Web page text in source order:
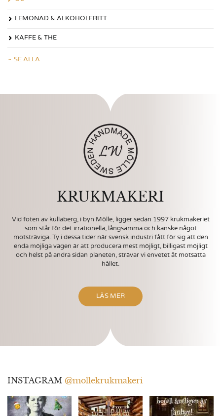
LEMONAD & ALKOHOLFRITT
KAFFE & THE
SE ALLA
KRUKMAKERI
Vid foten av kullaberg, i byn Mölle, ligger sedan 1997 krukmakeriet
som står för det irrationella, långsamma och kanske något
motsträviga. Ty i dessa tider när svensk industri fått för sig att den
enda möjliga vägen är att producera mest möjligt, billigast möjligt
och helst på andra sidan planeten, strävar vi envetet åt motsatta
hållet.
LÄS MER
INSTAGRAM @mollekrukmakeri